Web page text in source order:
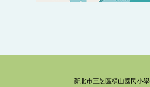
:::新北市三芝區橫山國民小學